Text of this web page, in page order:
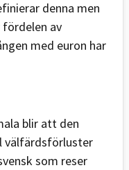
denna men
fördelen av
med euron har
blir att den
välfärdsförluster
som reser